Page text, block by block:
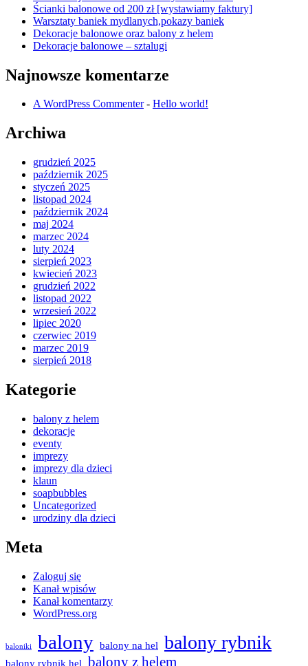
Ścianki balonowe od 200 zł [wystawiamy faktury]
Warsztaty baniek mydlanych,pokazy baniek
Dekoracje balonowe oraz balony z helem
Dekoracje balonowe – sztalugi
Najnowsze komentarze
A WordPress Commenter- Hello world!
Archiwa
grudzień 2025
październik 2025
styczeń 2025
listopad 2024
październik 2024
maj 2024
marzec 2024
luty 2024
sierpień 2023
kwiecień 2023
grudzień 2022
listopad 2022
wrzesień 2022
lipiec 2020
czerwiec 2019
marzec 2019
sierpień 2018
Kategorie
balony z helem
dekoracje
eventy
imprezy
imprezy dla dzieci
klaun
soapbubbles
Uncategorized
urodziny dla dzieci
Meta
Zaloguj się
Kanał wpisów
Kanał komentarzy
WordPress.org
baloniki balony balony na hel balony rybnik
balony rybnik hel balony z helem